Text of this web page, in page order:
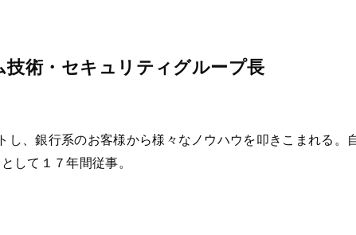
術・セキュリティグループ長
、銀行系のお客様から様々なノウハウを叩きこまれる。
して１７年間従事。